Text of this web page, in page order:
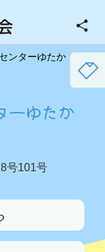
ンターゆたか
ーゆたか
号101号